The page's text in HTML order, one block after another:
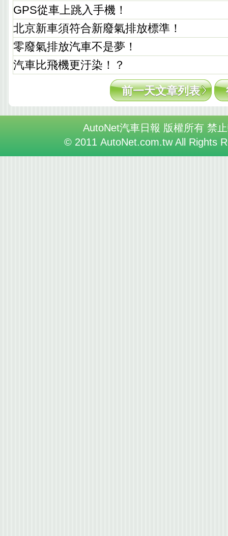
GPS從車上跳入手機！
北京新車須符合新廢氣排放標準！
零廢氣排放汽車不是夢！
汽車比飛機更汙染！？
前一天文章列表
AutoNet汽車日報 版權所有 禁
© 2011 AutoNet.com.tw All Rights